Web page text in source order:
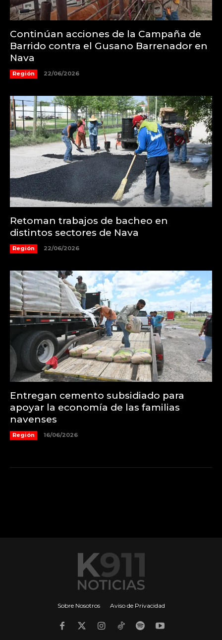
Continúan acciones de la Campaña de
Barrido contra el Gusano Barrenador en
Nava
Región 22/06/2026
Retoman trabajos de bacheo en
distintos sectores de Nava
Región 22/06/2026
Entregan cemento subsidiado para
apoyar la economía de las familias
navenses
Región 16/06/2026
Sobre Nosotros Aviso de Privacidad